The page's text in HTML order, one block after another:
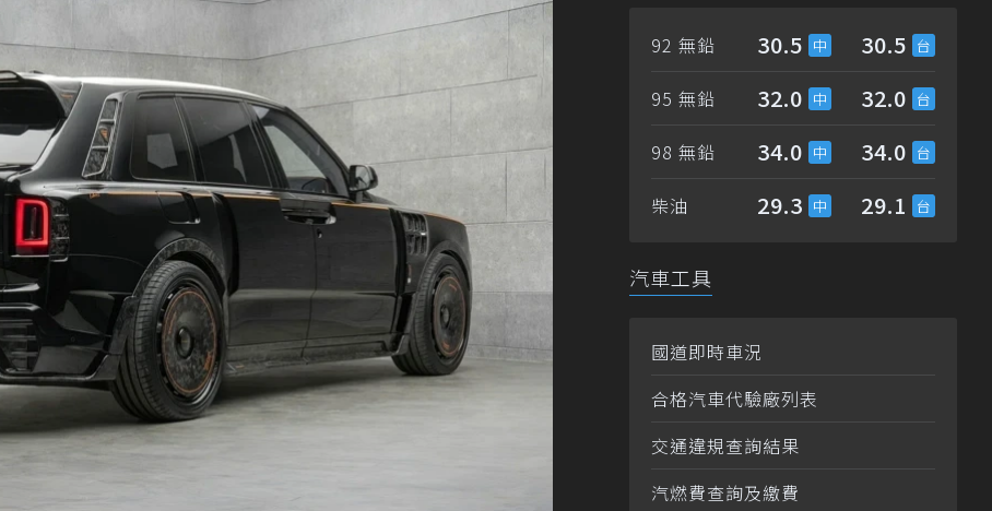
92 無鉛 30.5 30.5
95 無鉛 32.0 32.0
98 無鉛 34.0 34.0
柴油 29.3 29.1
汽車工具
國道即時車況
合格汽車代驗廠列表
交通違規查詢結果
汽燃費查詢及繳費